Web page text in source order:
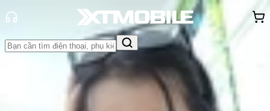
Trang chủ
Đánh Giá - Trên Tay